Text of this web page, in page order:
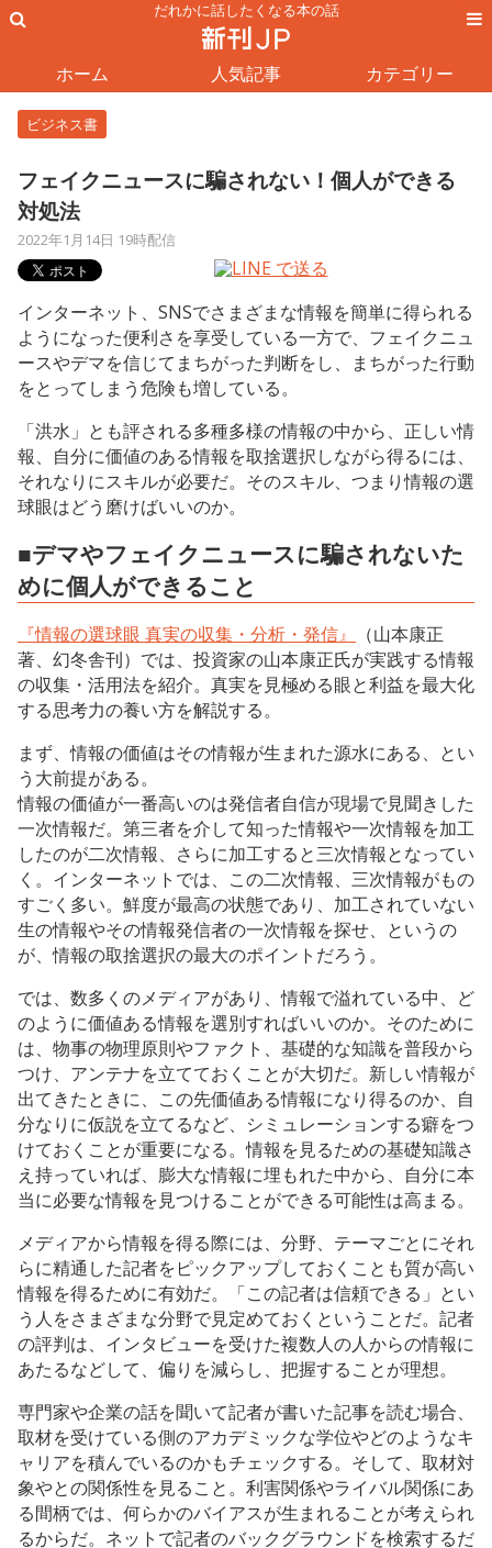
だれかに話したくなる本の話
ホーム 人気記事 カテゴリー
ビジネス書
フェイクニュースに騙されない！個人ができる
対処法
2022年1月14日 19時配信
インターネット、SNSでさまざまな情報を簡単に得られる
ようになった便利さを享受している一方で、フェイクニュ
ースやデマを信じてまちがった判断をし、まちがった行動
をとってしまう危険も増している。
「洪水」とも評される多種多様の情報の中から、正しい情
報、自分に価値のある情報を取捨選択しながら得るには、
それなりにスキルが必要だ。そのスキル、つまり情報の選
球眼はどう磨けばいいのか。
■デマやフェイクニュースに騙されないた
めに個人ができること
『情報の選球眼 真実の収集・分析・発信』
（山本康正
著、幻冬舎刊）では、投資家の山本康正氏が実践する情報
の収集・活用法を紹介。真実を見極める眼と利益を最大化
する思考力の養い方を解説する。
まず、情報の価値はその情報が生まれた源水にある、とい
う大前提がある。
情報の価値が一番高いのは発信者自信が現場で見聞きした
一次情報だ。第三者を介して知った情報や一次情報を加工
したのが二次情報、さらに加工すると三次情報となってい
く。インターネットでは、この二次情報、三次情報がもの
すごく多い。鮮度が最高の状態であり、加工されていない
生の情報やその情報発信者の一次情報を探せ、というの
が、情報の取捨選択の最大のポイントだろう。
では、数多くのメディアがあり、情報で溢れている中、ど
のように価値ある情報を選別すればいいのか。そのために
は、物事の物理原則やファクト、基礎的な知識を普段から
つけ、アンテナを立てておくことが大切だ。新しい情報が
出てきたときに、この先価値ある情報になり得るのか、自
分なりに仮説を立てるなど、シミュレーションする癖をつ
けておくことが重要になる。情報を見るための基礎知識さ
え持っていれば、膨大な情報に埋もれた中から、自分に本
当に必要な情報を見つけることができる可能性は高まる。
メディアから情報を得る際には、分野、テーマごとにそれ
らに精通した記者をピックアップしておくことも質が高い
情報を得るために有効だ。「この記者は信頼できる」とい
う人をさまざまな分野で見定めておくということだ。記者
の評判は、インタビューを受けた複数人の人からの情報に
あたるなどして、偏りを減らし、把握することが理想。
専門家や企業の話を聞いて記者が書いた記事を読む場合、
取材を受けている側のアカデミックな学位やどのようなキ
ャリアを積んでいるのかもチェックする。そして、取材対
象やとの関係性を見ること。利害関係やライバル関係にあ
る間柄では、何らかのバイアスが生まれることが考えられ
るからだ。ネットで記者のバックグラウンドを検索するだ